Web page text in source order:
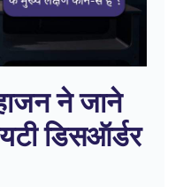
ने जाने
डिसऑर्डर